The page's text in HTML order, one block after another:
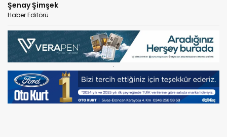
Şenay Şimşek
Haber Editörü